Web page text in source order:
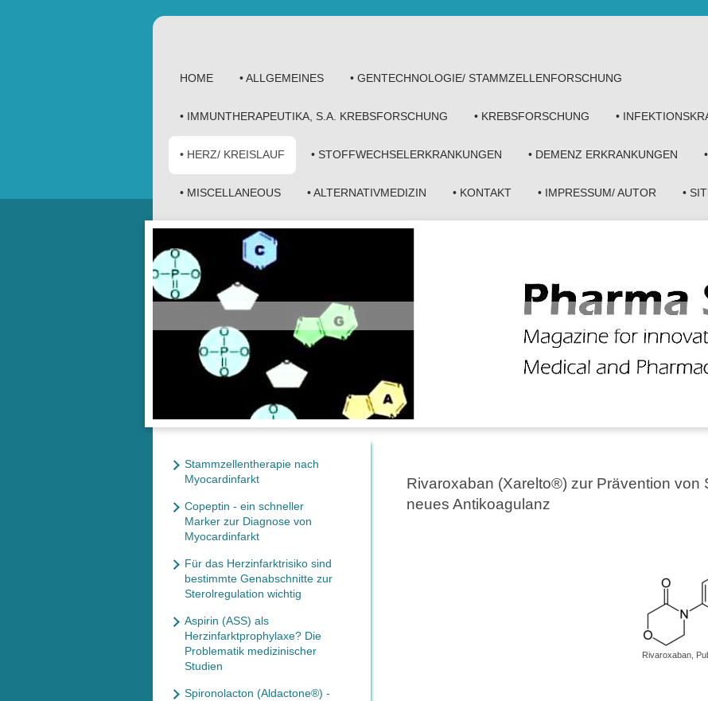
HOME • ALLGEMEINES • GENTECHNOLOGIE/ STAMMZELLENFORSCHUNG
• IMMUNTHERAPEUTIKA, S.A. KREBSFORSCHUNG • KREBSFORSCHUNG •
• HERZ/ KREISLAUF • STOFFWECHSELERKRANKUNGEN • DEMENZ ERKRANKUNGEN
• MISCELLANEOUS • ALTERNATIVMEDIZIN • KONTAKT • IMPRESSUM/ AUTOR •
Rivaroxaban (Xarelto®) zur Prävention von
neues Antikoagulanz
Rivaroxaban,
Stammzellentherapie nach
Myocardinfarkt
Copeptin - ein schneller
Marker zur Diagnose von
Myocardinfarkt
Für das Herzinfarktrisiko sind
bestimmte Genabschnitte zur
Sterolregulation wichtig
Aspirin (ASS) als
Herzinfarktprophylaxe? Die
Problematik medizinischer
Studien
Spironolacton (Aldactone®) -